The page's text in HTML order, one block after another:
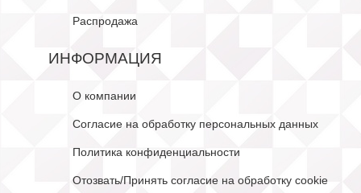
Распродажа
ИНФОРМАЦИЯ
О компании
Согласие на обработку персональных данных
Политика конфиденциальности
Отозвать/Принять согласие на обработку cookie